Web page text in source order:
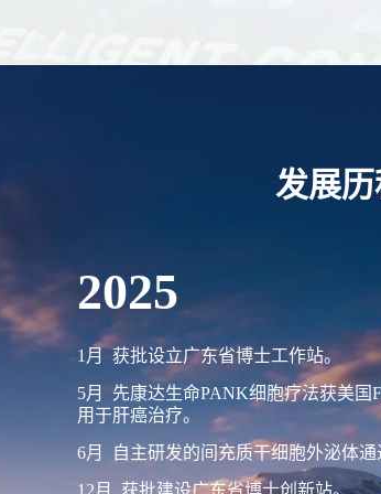
发展
2025
1月 获批设立广东省博士工作站。
5月 先康达生命PANK细胞疗法获美国
用于肝癌治疗。
6月 自主研发的间充质干细胞外泌体